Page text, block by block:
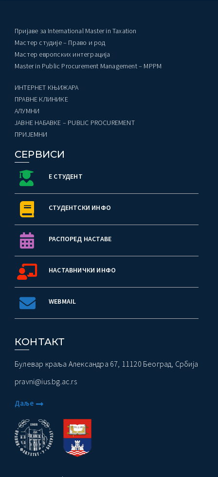
Пријаве за International Master in Taxation
Мастер студије – Право и род
Мастер европских интеграција
Master in Public Procurement Management – MPPM
ИНТЕРНЕТ КЊИЖАРА
ПРАВНЕ КЛИНИКЕ
AЛУМНИ
ЈАВНЕ НАБАВКЕ – PUBLIC PROCUREMENT
ПРИЈЕМНИ
СЕРВИСИ
Е СТУДЕНТ
СТУДЕНТСКИ ИНФО
РАСПОРЕД НАСТАВЕ
НАСТАВНИЧКИ ИНФО
WEBMAIL
КОНТАКТ
Булевар краља Александра 67, 11120 Београд, Србија
pravni@ius.bg.ac.rs
Даље